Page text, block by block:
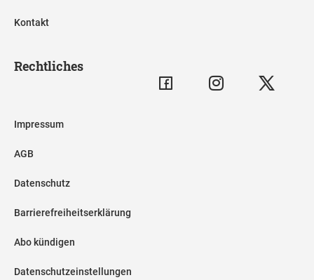
Kontakt
Rechtliches
Impressum
AGB
Datenschutz
Barrierefreiheitserklärung
Abo kündigen
Datenschutzeinstellungen